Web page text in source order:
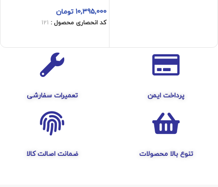
10,395,000 تومان
کد انحصاری محصول : 121
پرداخت ایمن تعمیرات سفارشی
تنوع بالا محصولات ضمانت اصالت کالا